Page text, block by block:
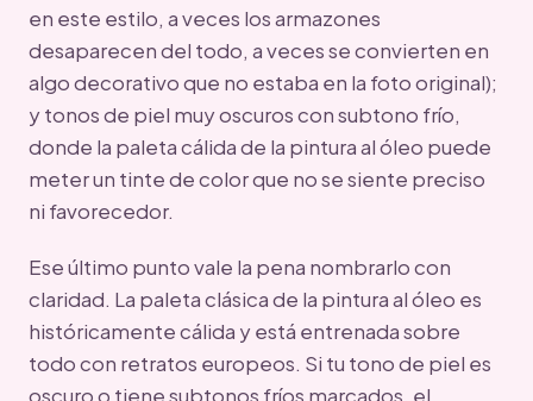
en este estilo, a veces los armazones
desaparecen del todo, a veces se convierten en
algo decorativo que no estaba en la foto original);
y tonos de piel muy oscuros con subtono frío,
donde la paleta cálida de la pintura al óleo puede
meter un tinte de color que no se siente preciso
ni favorecedor.
Ese último punto vale la pena nombrarlo con
claridad. La paleta clásica de la pintura al óleo es
históricamente cálida y está entrenada sobre
todo con retratos europeos. Si tu tono de piel es
oscuro o tiene subtonos fríos marcados, el